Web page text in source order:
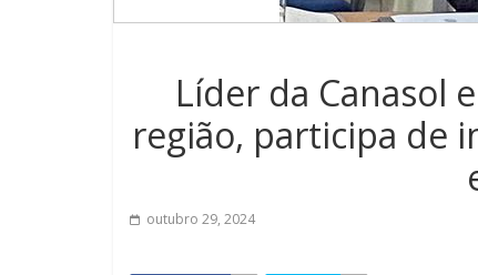
Líder da Canasol
região, participa de
outubro 29, 2024